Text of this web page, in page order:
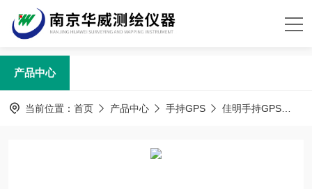
产品中心
当前位置： 首页 产品中心 手持GPS 佳明手持GPS